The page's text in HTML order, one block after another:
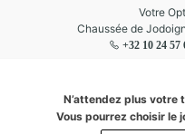
Votre
Chaussée de
+32 10 24 57
Grez
Optic
à Grez-
N’attendez plus votre
Vous pourrez choisir le